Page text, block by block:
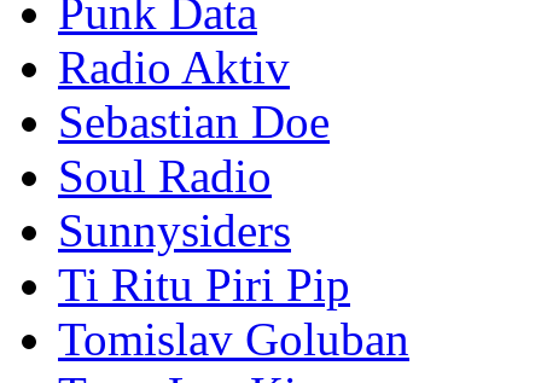
Punk Data
Radio Aktiv
Sebastian Doe
Soul Radio
Sunnysiders
Ti Ritu Piri Pip
Tomislav Goluban